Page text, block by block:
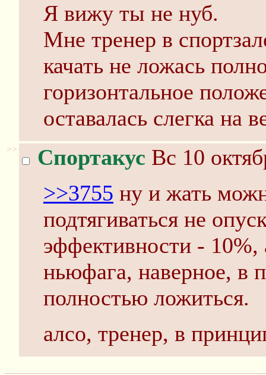
Я вижу ты не нуб.
Мне тренер в
качать не ложась
горизонтальное
оставалась слегка на
>> Спортакус Вс 10
>>3755 ну и жать
подтягиваться не
эффективности -
ньюфага, наверное, в
полностью ложиться.
алсо, тренер, в